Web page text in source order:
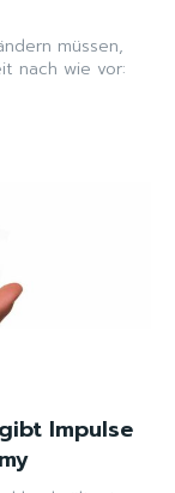
müssen,
nach wie vor:
Impulse